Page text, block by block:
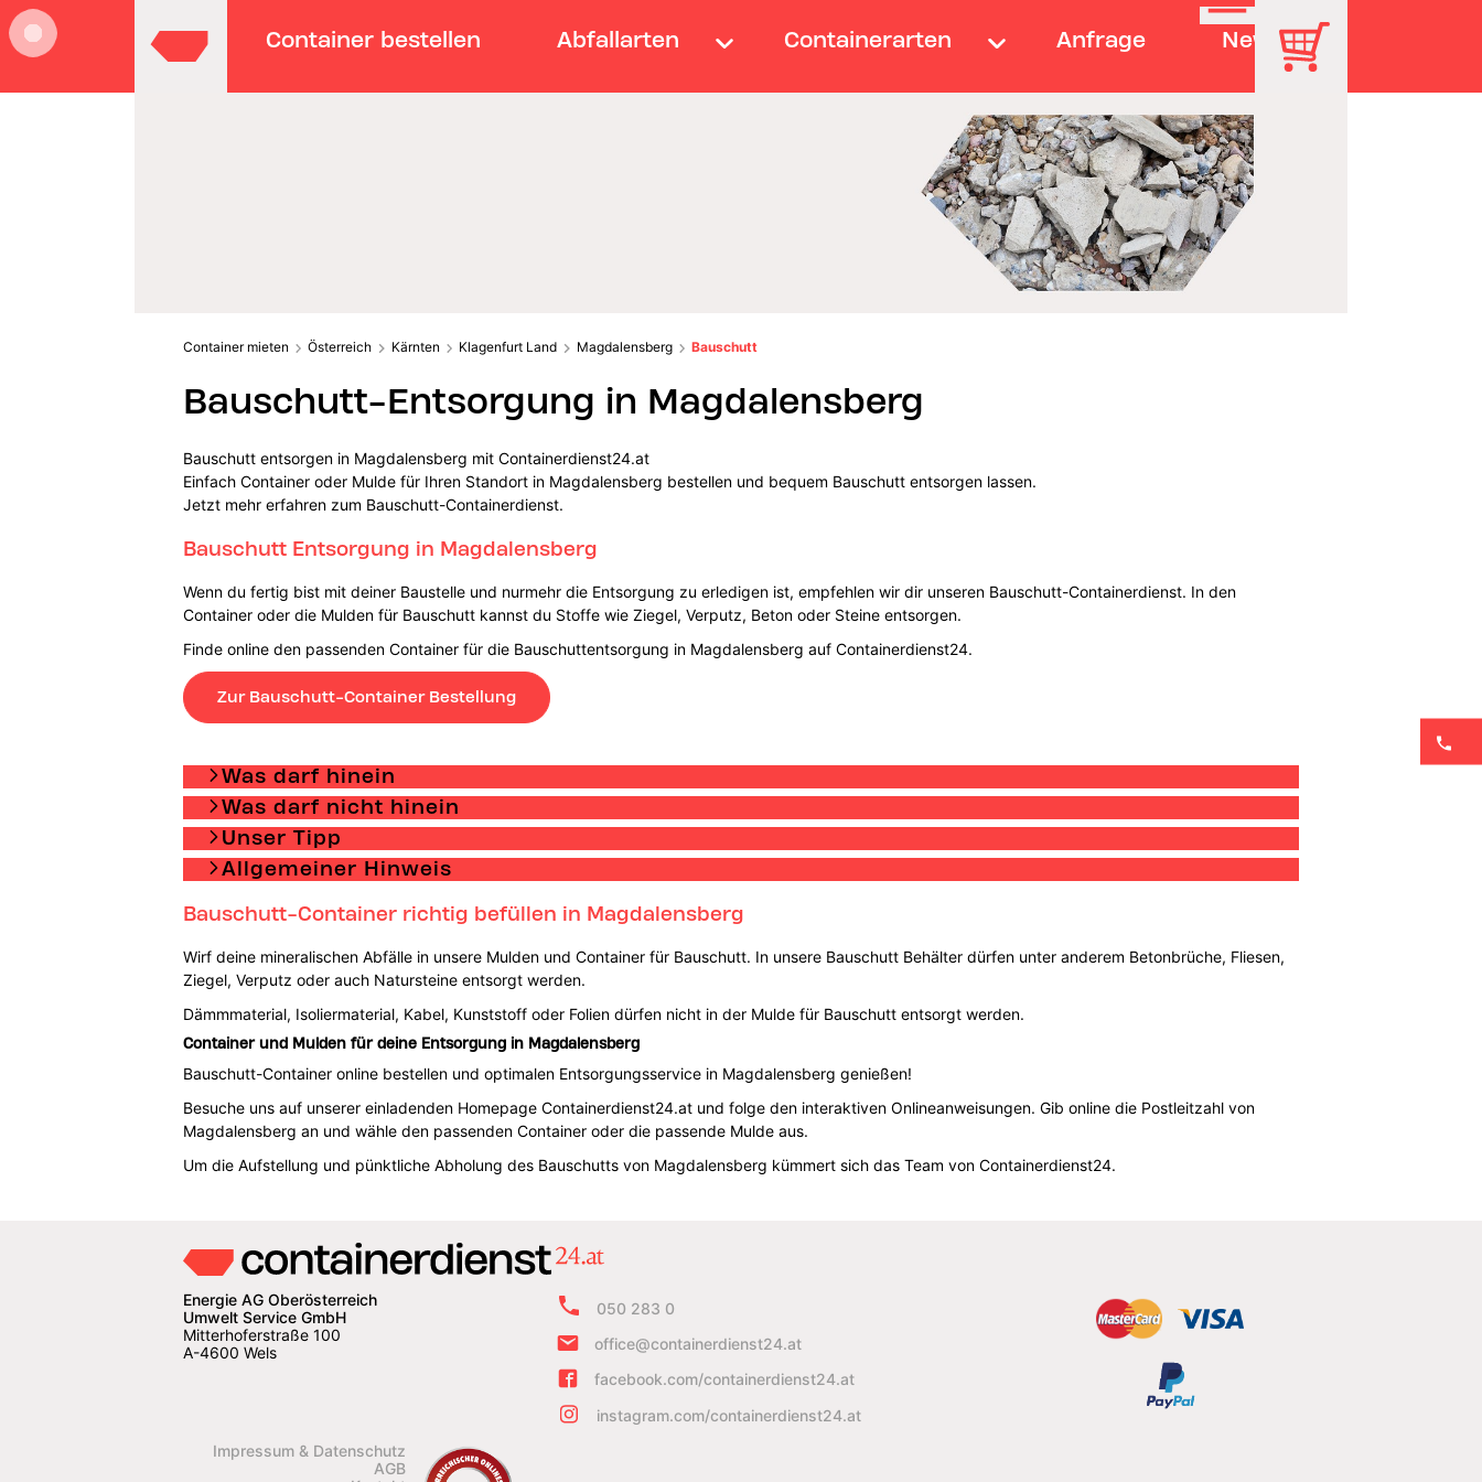
Container bestellen Abfallarten Containerarten Anfrage News
Container mieten Österreich Kärnten Klagenfurt Land Magdalensberg Bauschutt
Bauschutt-Entsorgung in Magdalensberg
Bauschutt entsorgen in Magdalensberg mit Containerdienst24.at
Einfach Container oder Mulde für Ihren Standort in Magdalensberg bestellen und bequem Bauschutt entsorgen lassen.
Jetzt mehr erfahren zum Bauschutt-Containerdienst.
Bauschutt Entsorgung in Magdalensberg
Wenn du fertig bist mit deiner Baustelle und nurmehr die Entsorgung zu erledigen ist, empfehlen wir dir unseren Bauschutt-Containerdienst. In den
Container oder die Mulden für Bauschutt kannst du Stoffe wie Ziegel, Verputz, Beton oder Steine entsorgen.
Finde online den passenden Container für die Bauschuttentsorgung in Magdalensberg auf Containerdienst24.
Zur Bauschutt-Container Bestellung
Was darf hinein
Was darf nicht hinein
Unser Tipp
Allgemeiner Hinweis
Bauschutt-Container richtig befüllen in Magdalensberg
Wirf deine mineralischen Abfälle in unsere Mulden und Container für Bauschutt. In unsere Bauschutt Behälter dürfen unter anderem Betonbrüche, Fliesen,
Ziegel, Verputz oder auch Natursteine entsorgt werden.
Dämmmaterial, Isoliermaterial, Kabel, Kunststoff oder Folien dürfen nicht in der Mulde für Bauschutt entsorgt werden.
Container und Mulden für deine Entsorgung in Magdalensberg
Bauschutt-Container online bestellen und optimalen Entsorgungsservice in Magdalensberg genießen!
Besuche uns auf unserer einladenden Homepage Containerdienst24.at und folge den interaktiven Onlineanweisungen. Gib online die Postleitzahl von
Magdalensberg an und wähle den passenden Container oder die passende Mulde aus.
Um die Aufstellung und pünktliche Abholung des Bauschutts von Magdalensberg kümmert sich das Team von Containerdienst24.
Energie AG Oberösterreich
Umwelt Service GmbH
Mitterhoferstraße 100
A-4600 Wels
050 283 0
office@containerdienst24.at
facebook.com/containerdienst24.at
instagram.com/containerdienst24.at
Impressum & Datenschutz
AGB